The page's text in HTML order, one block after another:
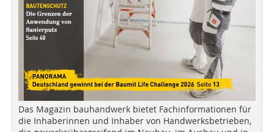
Das Magazin bauhandwerk bietet Fachinformationen für
die Inhaberinnen und Inhaber von Handwerksbetrieben,